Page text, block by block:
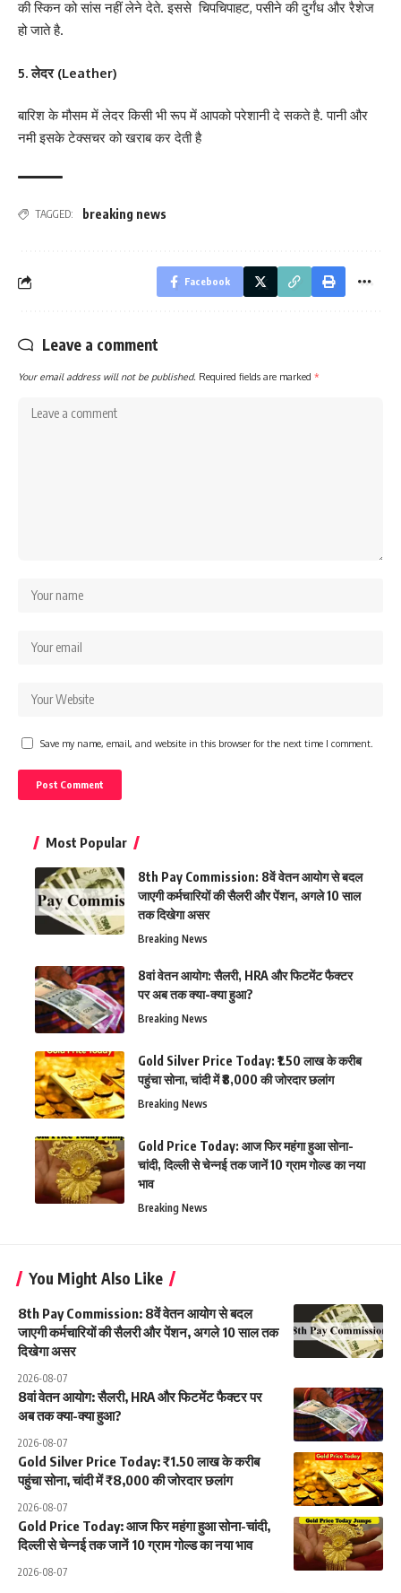
की स्किन को सांस नहीं लेने देते. इससे चिपचिपाहट, पसीने की दुर्गंध और रैशेज
हो जाते है.
5. लेदर (Leather)
बारिश के मौसम में लेदर किसी भी रूप में आपको परेशानी दे सकते है. पानी और
नमी इसके टेक्सचर को खराब कर देती है
TAGGED: breaking news
Facebook
Leave a comment
Your email address will not be published. Required fields are marked *
Save my name, email, and website in this browser for the next time I comment.
Most Popular
8th Pay Commission: 8वें वेतन आयोग से बदल
जाएगी कर्मचारियों की सैलरी और पेंशन, अगले 10 साल
तक दिखेगा असर
Breaking News
8वां वेतन आयोग: सैलरी, HRA और फिटमेंट फैक्टर
पर अब तक क्या-क्या हुआ?
Breaking News
Gold Silver Price Today: ₹1.50 लाख के करीब
पहुंचा सोना, चांदी में ₹8,000 की जोरदार छलांग
Breaking News
Gold Price Today: आज फिर महंगा हुआ सोना-
चांदी, दिल्ली से चेन्नई तक जानें 10 ग्राम गोल्ड का नया
भाव
Breaking News
You Might Also Like
8th Pay Commission: 8वें वेतन आयोग से बदल
जाएगी कर्मचारियों की सैलरी और पेंशन, अगले 10 साल तक
दिखेगा असर
2026-08-07
8वां वेतन आयोग: सैलरी, HRA और फिटमेंट फैक्टर पर
अब तक क्या-क्या हुआ?
2026-08-07
Gold Silver Price Today: ₹1.50 लाख के करीब
पहुंचा सोना, चांदी में ₹8,000 की जोरदार छलांग
2026-08-07
Gold Price Today: आज फिर महंगा हुआ सोना-चांदी,
दिल्ली से चेन्नई तक जानें 10 ग्राम गोल्ड का नया भाव
2026-08-07